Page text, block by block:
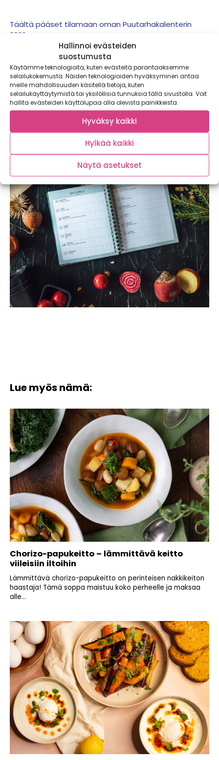
Hallinnoi evästeiden
suostumusta
Käytämme teknologioita, kuten evästeitä parantaaksemme
selailukokemusta. Näiden teknologioiden hyväksyminen antaa
meille mahdollisuuden käsitellä tietoja, kuten
selailukäyttäytymistä tai yksilöllisiä tunnuksia tällä sivustolla. Voit
hallita evästeiden käyttölupaa alla olevista painikkeista.
Hyväksy kaikki
Hylkää kaikki
Näytä asetukset
Täältä pääset tilamaan oman Puutarhakalenterin
2022.
Lue myös nämä:
Chorizo-papukeitto – lämmittävä keitto
viileisiin iltoihin
Lämmittävä chorizo-papukeitto on perinteisen nakkikeiton
haastaja! Tämä soppa maistuu koko perheelle ja maksaa
alle...